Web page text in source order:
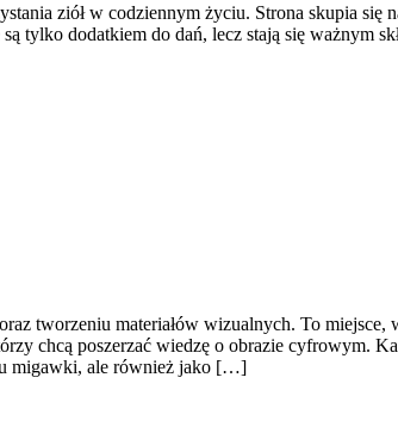
ziół w codziennym życiu. Strona skupia się
tylko dodatkiem do dań, lecz stają się ważnym
tworzeniu materiałów wizualnych. To miejsce,
chcą poszerzać wiedzę o obrazie cyfrowym.
migawki, ale również jako […]